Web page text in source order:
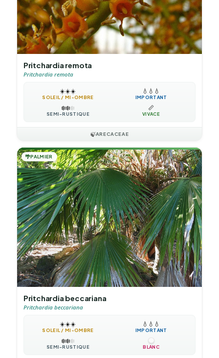
Pritchardia remota
Pritchardia remota
☀️☀️☀️
SOLEIL / MI-OMBRE
💧 💧 💧
IMPORTANT
❄️❄️❄️
SEMI-RUSTIQUE
📏
VIVACE
🍃ARECACEAE
🌴PALMIER
Pritchardia beccariana
Pritchardia beccariana
☀️☀️☀️
SOLEIL / MI-OMBRE
💧 💧 💧
IMPORTANT
❄️❄️❄️
SEMI-RUSTIQUE BLANC